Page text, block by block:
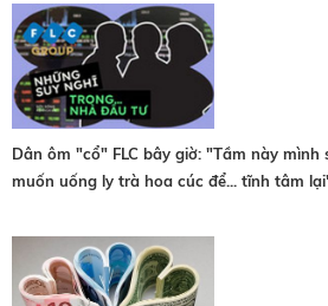
Dân ôm "cổ" FLC bây giờ: "Tầm này
muốn uống ly trà hoa cúc để... tĩnh tâm